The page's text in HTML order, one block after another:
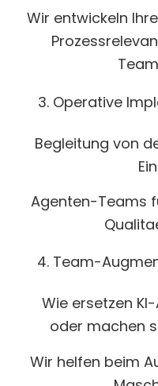
Wir entwickeln
Operative
Begleitung von
Agenten-Teams
Team-
Wie ersetzen
oder machen
Wir helfen beim